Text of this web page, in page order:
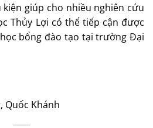
giúp cho nhiều nghiên cứu
Thủy Lợi có thể tiếp cận được
bổng đào tạo tại trường Đại
Quốc Khánh